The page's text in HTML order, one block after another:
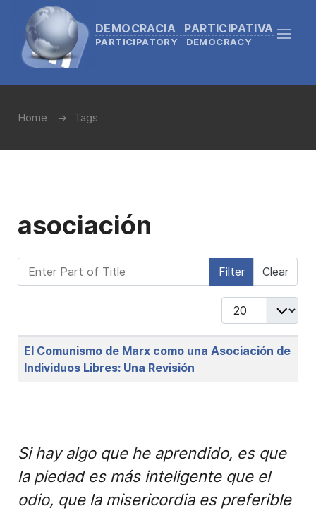
DEMOCRACIA PARTICIPATIVA
PARTICIPATORY DEMOCRACY
Home Tags
asociación
Enter Part of Title Filter Clear
Display #
Title
El Comunismo de Marx como una Asociación de
Individuos Libres: Una Revisión
Si hay algo que he aprendido, es que
la piedad es más inteligente que el
odio, que la misericordia es preferible